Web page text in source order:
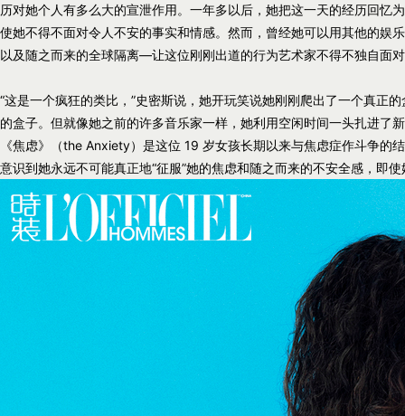
历对她个人有多么大的宣泄作用。一年多以后，她把这一天的经历回忆
使她不得不面对令人不安的事实和情感。然而，曾经她可以用其他的
以及随之而来的全球隔离—让这位刚刚出道的行为艺术家不得不独自面
“这是一个疯狂的类比，”史密斯说，她开玩笑说她刚刚爬出了一个真正
的盒子。但就像她之前的许多音乐家一样，她利用空闲时间一头扎进了
《焦虑》（the Anxiety）是这位 19 岁女孩长期以来与焦虑症作斗争的
意识到她永远不可能真正地“征服”她的焦虑和随之而来的不安全感，即